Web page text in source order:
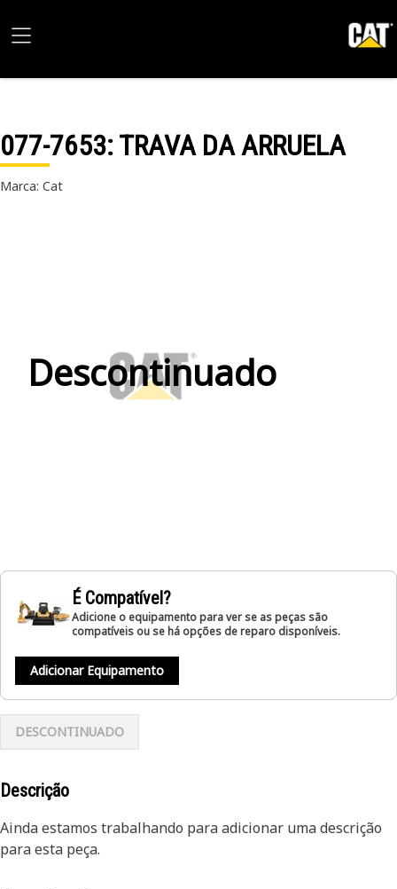
077-7653: TRAVA DA ARRUELA
Marca: Cat
Descontinuado
É Compatível?
Adicione o equipamento para ver se as peças são
compatíveis ou se há opções de reparo disponíveis.
Adicionar Equipamento
DESCONTINUADO
Descrição
Ainda estamos trabalhando para adicionar uma descrição
para esta peça.